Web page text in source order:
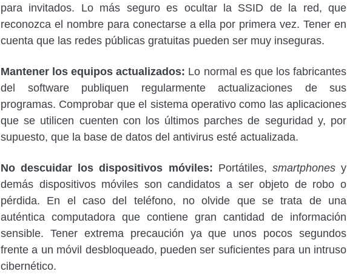
para invitados. Lo más seguro es ocultar la SSID de la red, que
reconozca el nombre para conectarse a ella por primera vez. Tener en
cuenta que las redes públicas gratuitas pueden ser muy inseguras.
Mantener los equipos actualizados: Lo normal es que los fabricantes
del software publiquen regularmente actualizaciones de sus
programas. Comprobar que el sistema operativo como las aplicaciones
que se utilicen cuenten con los últimos parches de seguridad y, por
supuesto, que la base de datos del antivirus esté actualizada.
No descuidar los dispositivos móviles: Portátiles, smartphonesy
demás dispositivos móviles son candidatos a ser objeto de robo o
pérdida. En el caso del teléfono, no olvide que se trata de una
auténtica computadora que contiene gran cantidad de información
sensible. Tener extrema precaución ya que unos pocos segundos
frente a un móvil desbloqueado, pueden ser suficientes para un intruso
cibernético.